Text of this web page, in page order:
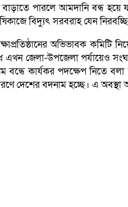
পারলে আমদানি বন্ধ
বিদ্যুৎ সরবরাহ যেন
অভিভাবক কমিটি
জেলা-উপজেলা পর্যায়েও
কার্যকর পদক্ষেপ নিতে
দেশের বদনাম হচ্ছে। এ